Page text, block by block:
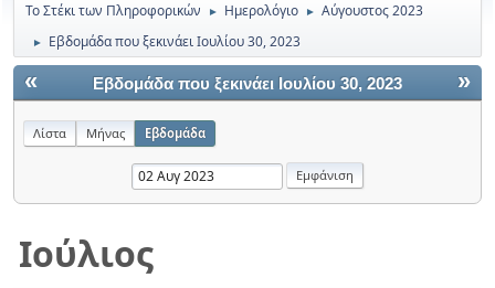
Το Στέκι των Πληροφορικών ► Ημερολόγιο ► Αύγουστος 2023
► Εβδομάδα που ξεκινάει Ιουλίου 30, 2023
« »
Εβδομάδα που ξεκινάει Ιουλίου 30, 2023
Λίστα Μήνας Εβδομάδα
Ιούλιος